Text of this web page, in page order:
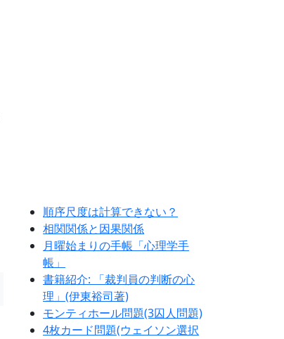
順序尺度は計算できない？
相関関係と因果関係
月曜始まりの手帳「心理学手
帳」
書籍紹介: 「裁判員の判断の心
理」(伊東裕司著)
モンティホール問題(3囚人問題)
4枚カード問題(ウェイソン選択